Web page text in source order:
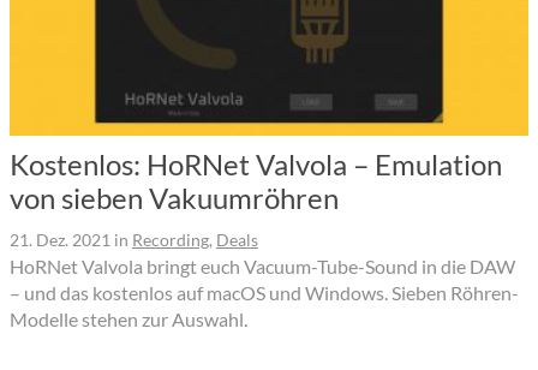
Kostenlos: HoRNet Valvola – Emulation
von sieben Vakuumröhren
21. Dez. 2021 in Recording, Deals
HoRNet Valvola bringt euch Vacuum-Tube-Sound in die DAW
– und das kostenlos auf macOS und Windows. Sieben Röhren-
Modelle stehen zur Auswahl.